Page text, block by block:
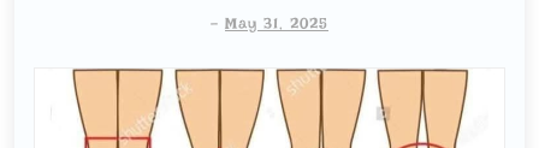
- May 31, 2025